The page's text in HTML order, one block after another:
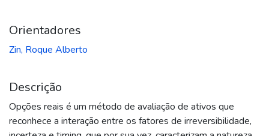
Orientadores
Zin, Roque Alberto
Descrição
Opções reais é um método de avaliação de ativos que
reconhece a interação entre os fatores de irreversibilidade,